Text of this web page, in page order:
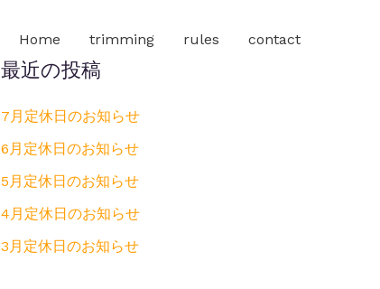
Home trimming rules contact
最近の投稿
7月定休日のお知らせ
6月定休日のお知らせ
5月定休日のお知らせ
4月定休日のお知らせ
3月定休日のお知らせ